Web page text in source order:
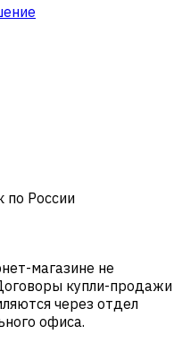
по России
магазине не
купли-продажи
через отдел
офиса.